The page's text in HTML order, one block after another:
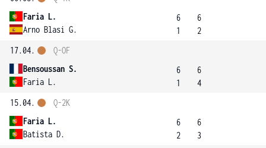
Faria L.
Arno Blasi G.
6
1
6
2
17.04.
Bensoussan S.
Faria L.
Q-OF
6
1
6
4
15.04.
Faria L.
Batista D.
Q-2K
6
2
6
3